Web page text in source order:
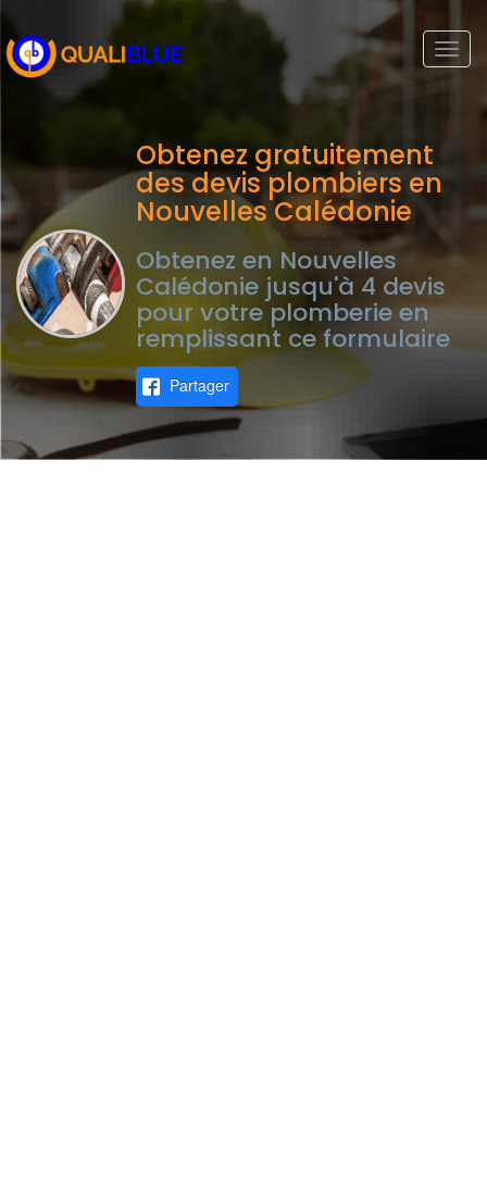
Obtenez gratuitement
des devis plombiers en
Nouvelles Calédonie
Obtenez en Nouvelles
Calédonie jusqu'à 4 devis
pour votre plomberie en
remplissant ce formulaire
Partager